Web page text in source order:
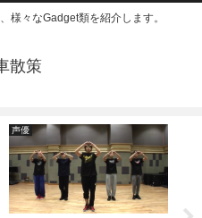
様々なGadget類を紹介します。
散策
声優